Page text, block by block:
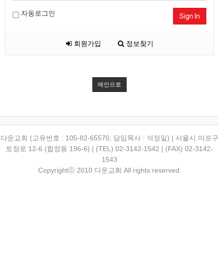
자동로그인 Sign In
회원가입 정보찾기
메인으로
다운교회 (고유번호 : 105-82-65570, 담임목사 : 석정일) | 서울시 마포구
토정로 12-6 (합정동 196-6) | (TEL) 02-3142-1542 | (FAX) 02-3142-
1543
Copyrightⓒ 2010 다운교회 All rights reserved.